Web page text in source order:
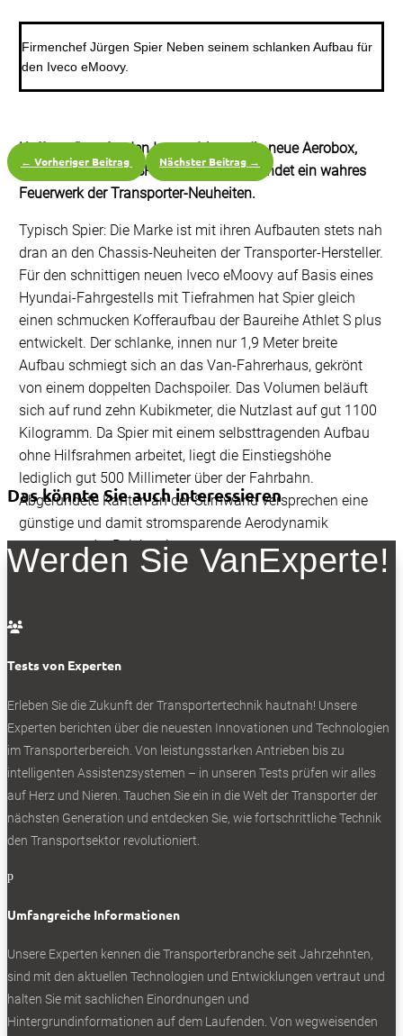
Firmenchef Jürgen Spier Neben seinem schlanken Aufbau für
den Iveco eMoovy.
Kofferaufbau für den Iveco eMoovy, die neue Aerobox,
Leichtbauvariante SP45 plus – Spier zündet ein wahres
Feuerwerk der Transporter-Neuheiten.
Typisch Spier: Die Marke ist mit ihren Aufbauten stets nah
dran an den Chassis-Neuheiten der Transporter-Hersteller.
Für den schnittigen neuen Iveco eMoovy auf Basis eines
Hyundai-Fahrgestells mit Tiefrahmen hat Spier gleich
einen schmucken Kofferaufbau der Baureihe Athlet S plus
entwickelt. Der schlanke, innen nur 1,9 Meter breite
Aufbau schmiegt sich an das Van-Fahrerhaus, gekrönt
von einem doppelten Dachspoiler. Das Volumen beläuft
sich auf rund zehn Kubikmeter, die Nutzlast auf gut 1100
Kilogramm. Da Spier mit einem selbsttragenden Aufbau
ohne Hilfsrahmen arbeitet, liegt die Einstiegshöhe
lediglich gut 500 Millimeter über der Fahrbahn.
Abgerundete Kanten an der Stirnwand versprechen eine
günstige und damit stromsparende Aerodynamik
zugunsten der Reichweite.
Aerobox: verbesserte Aerodynamik spart Sprit, ein
Spier Aerobox im Mittelpunkt. Aerobox – war da mal was?
einen vom Windkanal geprägten Kofferaufbau. Jetzt hat
er als Sonderausstattungs-Paket eine praxisgerechte
Nachfolge gefunden, dargestellt an einem Mercedes
Sprinter. An der Stirnwand senkt eine Dachhaube aus
Kunststoff den Aufbau um einige Zentimeter ab. Integriert
ist eine dreiteilige Luftführung. Der Dachspoiler ist an die
Neue Form gepasst. Auch am Heckportal hat Spier das
auf die Hecktüren oder das geöffnete Portal läuft. Mit dem
auf und verringert den Luftwiderstand um etwa vier
Prozent.
Damit nicht genug: Neu ist ebenfalls ein Leichtbau-Paket
← Vorheriger Beitrag Nächster Beitrag →
Das könnte Sie auch interessieren
Werden Sie VanExperte!

Tests von Experten
Erleben Sie die Zukunft der Transportertechnik hautnah! Unsere
Experten berichten über die neuesten Innovationen und Technologien
im Transporterbereich. Von leistungsstarken Antrieben bis zu
intelligenten Assistenzsystemen – in unseren Tests prüfen wir alles
auf Herz und Nieren. Tauchen Sie ein in die Welt der Transporter der
nächsten Generation und entdecken Sie, wie fortschrittliche Technik
den Transportsektor revolutioniert.
p
Umfangreiche Informationen
Unsere Experten kennen die Transporterbranche seit Jahrzehnten,
sind mit den aktuellen Technologien und Entwicklungen vertraut und
halten Sie mit sachlichen Einordnungen und
Hintergrundinformationen auf dem Laufenden. Von wegweisenden